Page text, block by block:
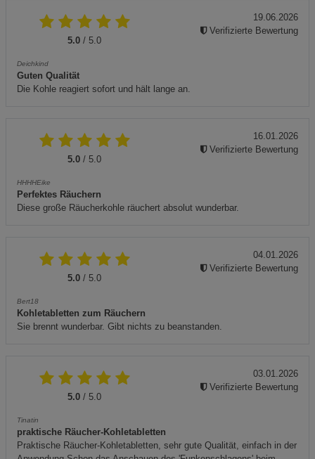
5.0 / 5.0
Deichkind
Guten Qualität
Die Kohle reagiert sofort und hält lange an.
19.06.2026
Verifizierte Bewertung
5.0 / 5.0
HHHHEike
Perfektes Räuchern
Diese große Räucherkohle räuchert absolut wunderbar.
16.01.2026
Verifizierte Bewertung
5.0 / 5.0
Bert18
Kohletabletten zum Räuchern
Sie brennt wunderbar. Gibt nichts zu beanstanden.
04.01.2026
Verifizierte Bewertung
5.0 / 5.0
Tinatin
praktische Räucher-Kohletabletten
Praktische Räucher-Kohletabletten, sehr gute Qualität, einfach in der
03.01.2026
Verifizierte Bewertung